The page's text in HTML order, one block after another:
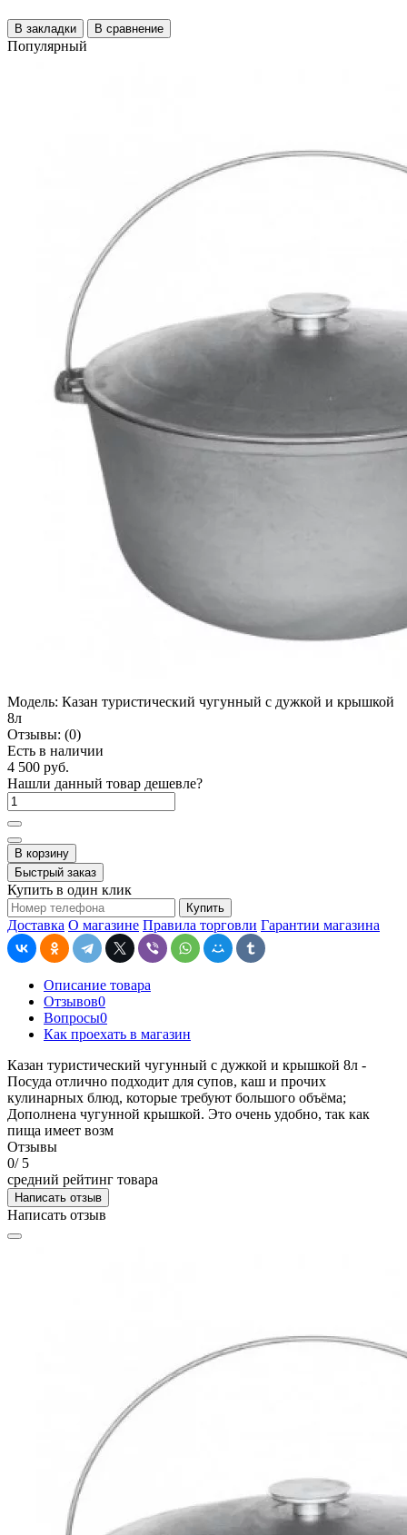
В закладки В сравнение
Популярный
Модель: Казан туристический чугунный с дужкой и крышкой
8л
Отзывы: (0)
Есть в наличии
4 500 руб.
Нашли данный товар дешевле?
В корзину
Быстрый заказ
Купить в один клик
Купить
Доставка О магазине Правила торговли Гарантии магазина
Описание товара
Отзывов0
Вопросы0
Как проехать в магазин
Казан туристический чугунный с дужкой и крышкой 8л -
Посуда отлично подходит для супов, каш и прочих
кулинарных блюд, которые требуют большого объёма;
Дополнена чугунной крышкой. Это очень удобно, так как
пища имеет возм
Отзывы
0/ 5
средний рейтинг товара
Написать отзыв
Написать отзыв